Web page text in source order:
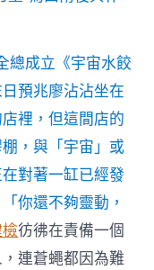
總成立《宇宙水餃
預兆廖沾沾坐在
裡，但這間店的
，與「宇宙」或
對著一缸已經發
你還不夠靈動，
彷彿在責備一個
連蒼蠅都因為難